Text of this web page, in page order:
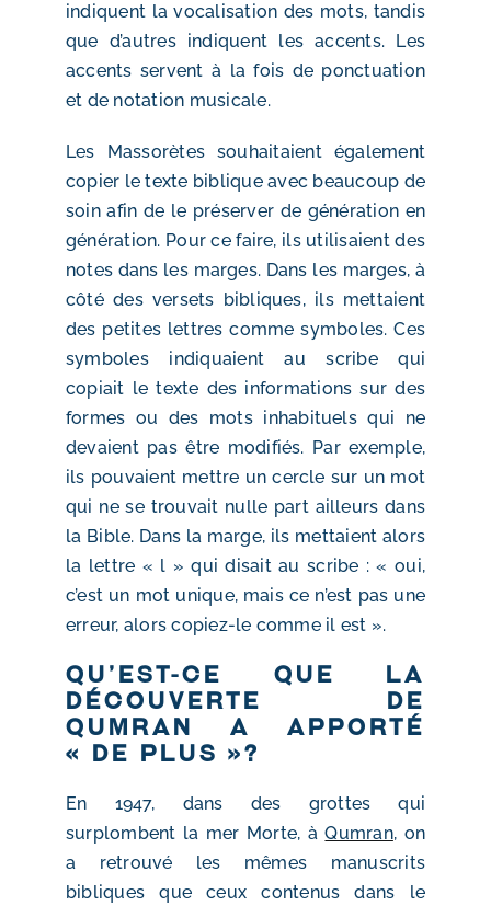
indiquent la vocalisation des mots, tandis
que d’autres indiquent les accents. Les
accents servent à la fois de ponctuation
et de notation musicale.
Les Massorètes souhaitaient également
copier le texte biblique avec beaucoup de
soin afin de le préserver de génération en
génération. Pour ce faire, ils utilisaient des
notes dans les marges. Dans les marges, à
côté des versets bibliques, ils mettaient
des petites lettres comme symboles. Ces
symboles indiquaient au scribe qui
copiait le texte des informations sur des
formes ou des mots inhabituels qui ne
devaient pas être modifiés. Par exemple,
ils pouvaient mettre un cercle sur un mot
qui ne se trouvait nulle part ailleurs dans
la Bible. Dans la marge, ils mettaient alors
la lettre « l » qui disait au scribe : « oui,
c’est un mot unique, mais ce n’est pas une
erreur, alors copiez-le comme il est ».
Qu’est-ce que la
découverte de
Qumran a apporté
« de plus »?
En 1947, dans des grottes qui
surplombent la mer Morte, àQumran, on
a retrouvé les mêmes manuscrits
bibliques que ceux contenus dans le